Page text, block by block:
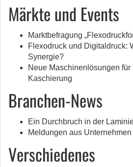
Märkte und Events
Marktbefragung
Flexodruck und Digitaldruck:
Synergie?
Neue Maschinenlösungen für
Kaschierung
Branchen-News
Ein Durchbruch in der
Meldungen aus
Verschiedenes